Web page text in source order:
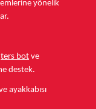
yönelik
ters bot ve
destek.
ayakkabısı